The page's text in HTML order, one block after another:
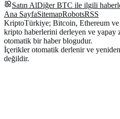
Satın AlDiğerBTC ile ilgili
Ana SayfaSitemapRobotsRSS
KriptoTürkiye; Bitcoin, Ethereum ve
kripto haberlerini derleyen ve yapay
otomatik bir haber blogudur.
İçerikler otomatik derlenir ve yeniden
değildir.